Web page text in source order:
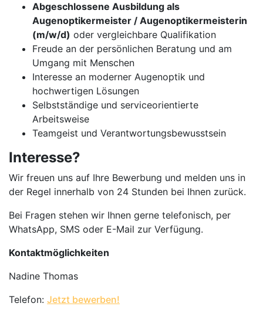
Abgeschlossene Ausbildung als
Augenoptikermeister / Augenoptikermeisterin
(m/w/d) oder vergleichbare Qualifikation
Freude an der persönlichen Beratung und am
Umgang mit Menschen
Interesse an moderner Augenoptik und
hochwertigen Lösungen
Selbstständige und serviceorientierte
Arbeitsweise
Teamgeist und Verantwortungsbewusstsein
Interesse?
Wir freuen uns auf Ihre Bewerbung und melden uns in
der Regel innerhalb von 24 Stunden bei Ihnen zurück.
Bei Fragen stehen wir Ihnen gerne telefonisch, per
WhatsApp, SMS oder E-Mail zur Verfügung.
Kontaktmöglichkeiten
Nadine Thomas
Telefon: Jetzt bewerben!